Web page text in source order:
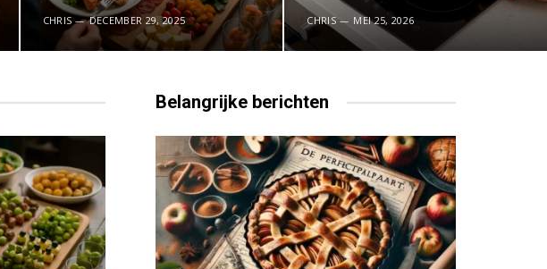
CHRIS DECEMBER 29, 2025 CHRIS MEI 25, 2026
Belangrijke berichten